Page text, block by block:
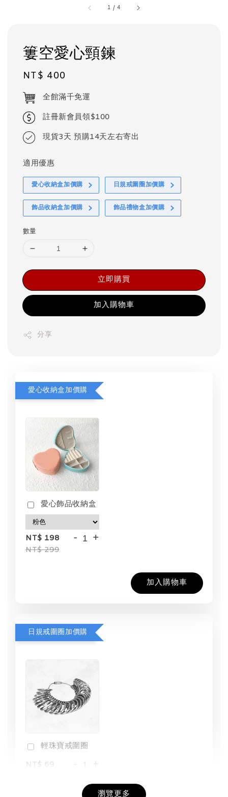
1 /4
簍空愛心頸鍊
Regular
price
NT$ 400
全館滿千免運
註冊新會員領$100
現貨3天 預購14天左右寄出
適用優惠
愛心收納盒加價購 日規戒圍圈加價購
飾品收納盒加價購 飾品禮物盒加價購
數量
立即購買
加入購物車
分享
愛心收納盒加價購
愛心飾品收納盒
NT$ 198
NT$ 299
- +
加入購物車
日規戒圍圈加價購
輕珠寶戒圍圈
NT$ 69
+
瀏覽更多